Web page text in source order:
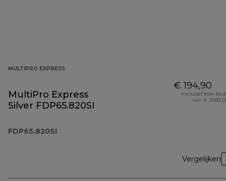
MULTIPRO EXPRESS
MultiPro Express
Silver FDP65.820SI
FDP65.820SI
€ 194,90
Inclusief btw-
van € 33,83
Vergelijken